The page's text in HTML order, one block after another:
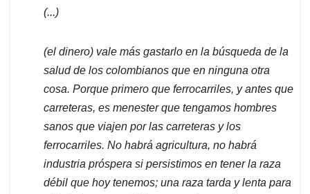
(...)
(el dinero) vale más gastarlo en la búsqueda de la
salud de los colombianos que en ninguna otra
cosa. Porque primero que ferrocarriles, y antes que
carreteras, es menester que tengamos hombres
sanos que viajen por las carreteras y los
ferrocarriles. No habrá agricultura, no habrá
industria próspera si persistimos en tener la raza
débil que hoy tenemos; una raza tarda y lenta para